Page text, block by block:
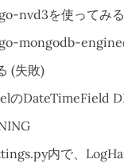
nvd3を使ってみる
mongodb-engine
(失敗)
のDateTimeField
内で、